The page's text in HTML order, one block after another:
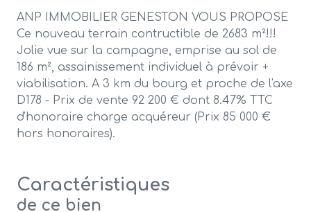
ANP IMMOBILIER GENESTON VOUS PROPOSE
Ce nouveau terrain contructible de 2683 m²!!!
Jolie vue sur la campagne, emprise au sol de
186 m², assainissement individuel à prévoir +
viabilisation. A 3 km du bourg et proche de l'axe
D178 - Prix de vente 92 200 € dont 8.47% TTC
d'honoraire charge acquéreur (Prix 85 000 €
hors honoraires).
Caractéristiques
de ce bien